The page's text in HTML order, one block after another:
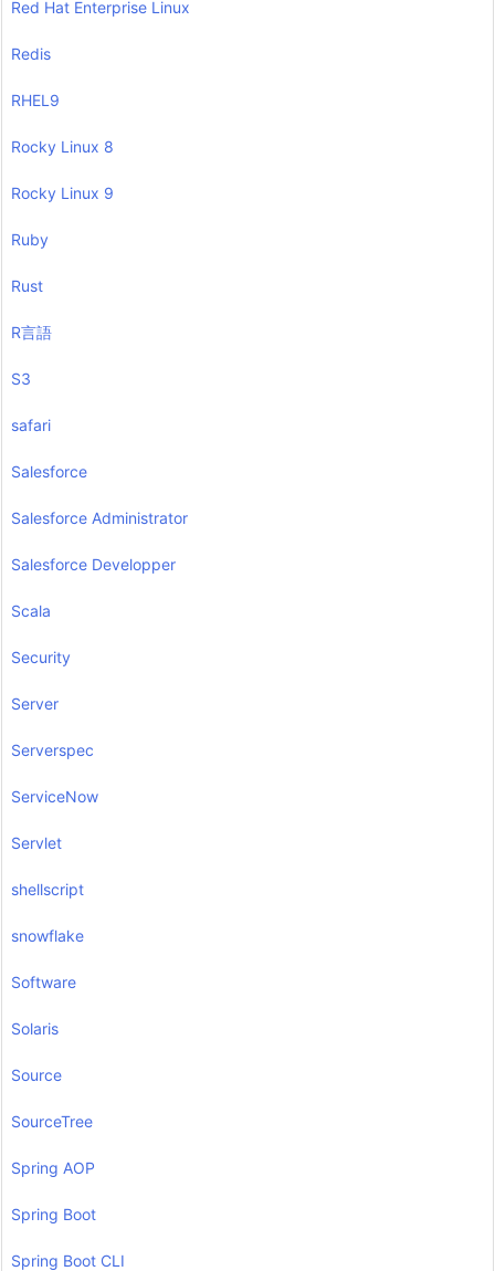
Red Hat Enterprise Linux
Redis
RHEL9
Rocky Linux 8
Rocky Linux 9
Ruby
Rust
R言語
S3
safari
Salesforce
Salesforce Administrator
Salesforce Developper
Scala
Security
Server
Serverspec
ServiceNow
Servlet
shellscript
snowflake
Software
Solaris
Source
SourceTree
Spring AOP
Spring Boot
Spring Boot CLI